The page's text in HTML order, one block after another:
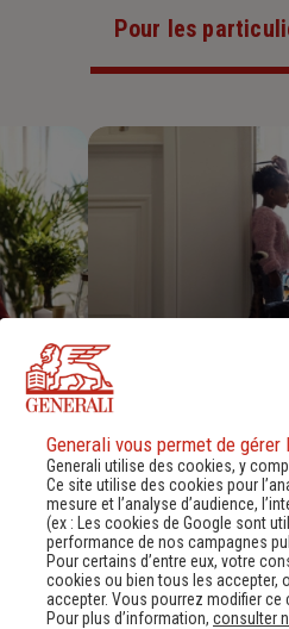
Pour les
Generali vous permet de gérer
Generali utilise des cookies, y
Ce site utilise des cookies pour
mesure et l’analyse d’audience,
(ex :
Les cookies de Google sont
performance de nos campagnes
Pour certains d’entre eux, votre
cookies ou bien tous les accepter,
accepter. Vous pourrez modifier ce
Pour plus d’information, consulter